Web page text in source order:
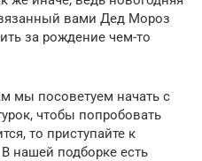
вами Дед Мороз
за рождение чем-то
мы посоветуем начать с
чтобы попробовать
то приступайте к
нашей подборке есть